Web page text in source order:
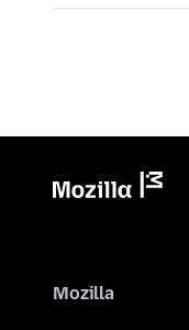
Mozilla